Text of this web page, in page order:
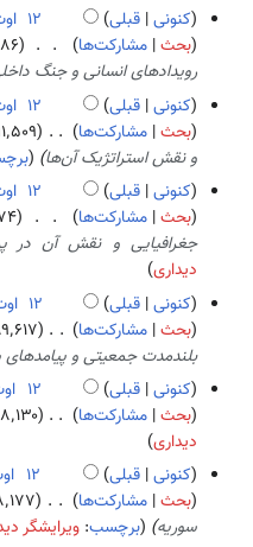
د
و
ن
ل
ا
ص
ۀ
و
ی
ر
ا
ی
ش
کنونی قبلی
بحث مشارکت‌ها
رویدادهای انسانی و جنگ
کنونی قبلی
بحث مشارکت‌ها ۹۱٬۵۰۹
و نقش استراتژیک آن‌ها
کنونی قبلی
بحث مشارکت‌ها
جغرافیایی و نقش آن در
دیداری
کنونی قبلی
بحث مشارکت‌ها ۸۹٬۶۱۷
بلندمدت جمعیتی و
کنونی قبلی
بحث مشارکت‌ها ۸۸٬۱۳۰
ب
د
و
ن
دیداری
کنونی قبلی
بحث مشارکت‌ها ۸۸٬۱۷۷
سوریه
برچسب:ویرایشگر